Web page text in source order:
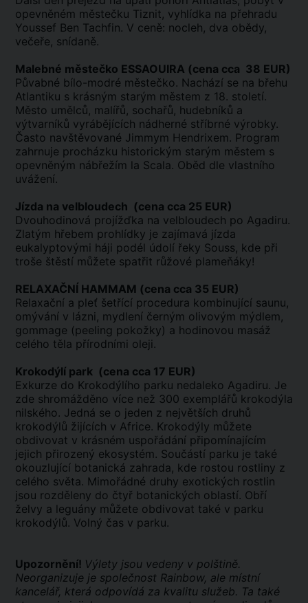
opevněném městečku Tiznit, vyhlídka na přehradu
Youssef Ben Tachfin. V ceně: nocleh, dva obědy,
večeře, snídaně.
Malebné městečko ESSAOUIRA (cena cca 38 EUR)
Půvabné bílo-modré městečko. Nachází se na břehu
Atlantiku s krásným starým městem z 18. století.
Město umělců, malířů, sochařů, hudebníků a
výtvarníků vyrábějících nádherné stříbrné výrobky.
Často navštěvované Jimmym Hendrixem. Program
zahrnuje procházku historickým starým městem s
opevněným nábřežím la Scala. Oběd dle vlastního
uvážení.
Jízda na velbloudech (cena cca 25 EUR)
Dvouhodinová projížďka na velbloudech po Agadiru.
Zlatým hřebem prohlídky je zajímavá jízda
eukalyptovými háji podél údolí řeky Souss, kde při
troše štěstí můžete spatřit růžové plameňáky!
RELAXAČNÍ HAMMAM (cena cca 35 EUR)
Relaxační a pleť šetřící procedura kombinující saunu,
omývání v lázni, mydlení černým olivovým mýdlem,
gommage (peeling pokožky) a hodinovou masáž
celého těla přírodními oleji.
Krokodýlí park (cena cca 17 EUR)
Exkurze do Krokodýlího parku nedaleko Agadiru. Je
zde shromážděno více než 300 exemplářů krokodýla
nilského. Jedná se o jeden z největších druhů
krokodýlů žijících v Africe. Krokodýly můžete
obdivovat v krásném uspořádání připomínajícím
jejich přirozený ekosystém. Součástí parku je také
okouzlující botanická zahrada, kde rostou rostliny z
celého světa. Mimořádné druhy exotických rostlin
jsou rozděleny do čtyř botanických oblastí. Obří
želvy a leguány můžete obdivovat také v parku
krokodýlů. Volný čas v parku.
Upozornění! Výlety jsou vedeny v polštině.
Neorganizuje je společnost Rainbow, ale místní
kancelář, která odpovídá za kvalitu služeb. Ta také